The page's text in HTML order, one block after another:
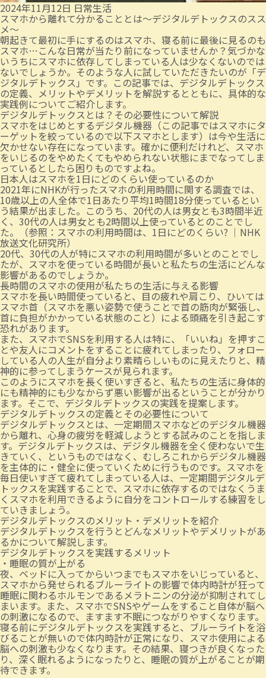
2024年11月12日 日常生活
スマホから離れて分かることとは～デジタルデトックスのスス
メ～
朝起きて最初に手にするのはスマホ、寝る前に最後に見るのも
スマホ…こんな日常が当たり前になっていませんか？気づかな
いうちにスマホに依存してしまっている人は少なくないのでは
ないでしょうか。そのような人に試していただきたいのが「デ
ジタルデトックス」です。この記事では、デジタルデトックス
の定義、メリットやデメリットを解説するとともに、具体的な
実践例についてご紹介します。
デジタルデトックスとは？その必要性について解説
スマホをはじめとするデジタル機器（この記事ではスマホにタ
ーゲットを絞っているので以下スマホとします）は今や生活に
欠かせない存在になっています。確かに便利だけれど、スマホ
をいじるのをやめたくてもやめられない状態にまでなってしま
っているとしたら困りものですよね。
日本人はスマホを1日にどのくらい使っているのか
2021年にNHKが行ったスマホの利用時間に関する調査では、
10歳以上の人全体で1日あたり平均1時間18分使っているとい
う結果が出ました。このうち、20代の人は男女とも3時間半近
く、30代の人は男女とも2時間以上使っているとのことでし
た。（参照： スマホの利用時間は、1日にどのくらい? ｜NHK
放送文化研究所）
20代、30代の人が特にスマホの利用時間が多いとのことでし
たが、スマホを使っている時間が長いと私たちの生活にどんな
影響があるのでしょうか。
長時間のスマホの使用が私たちの生活に与える影響
スマホを長い時間使っていると、目の疲れや肩こり、ひいては
スマホ首（スマホを悪い姿勢で使うことで首の筋肉が緊張し、
首に負担がかかっている状態のこと）による頭痛を引き起こす
恐れがあります。
また、スマホでSNSを利用する人は特に、「いいね」を押すこ
とや友人にコメントをすることに疲れてしまったり、フォロー
している人の人生が自分より素晴らしいものに見えたりと、精
神的に参ってしまうケースが見られます。
このようにスマホを長く使いすぎると、私たちの生活に身体的
にも精神的にも少なからず悪い影響が出るということが分かり
ます。そこで、デジタルデトックスの実践を提案します。
デジタルデトックスの定義とその必要性について
デジタルデトックスとは、一定期間スマホなどのデジタル機器
から離れ、心身の疲労を軽減しようとする試みのことを指しま
す。デジタルデトックスは、デジタル機器を全く使わないで生
きていく、というものではなく、むしろこれからデジタル機器
を主体的に・健全に使っていくために行うものです。スマホを
毎日使いすぎて疲れてしまっている人は、一定期間デジタルデ
トックスを実践することで、スマホに依存するのではなくうま
くスマホを利用できるように自分をコントロールする練習をし
ていきましょう。
デジタルデトックスのメリット・デメリットを紹介
デジタルデトックスを行うとどんなメリットやデメリットがあ
るかについて解説します。
デジタルデトックスを実践するメリット
・睡眠の質が上がる
夜、ベッドに入ってからいつまでもスマホをいじっていると、
スマホから発せられるブルーライトの影響で体内時計が狂って
睡眠に関わるホルモンであるメラトニンの分泌が抑制されてし
まいます。また、スマホでSNSやゲームをすること自体が脳へ
の刺激になるので、ますます不眠につながりやすくなります。
寝る前にデジタルデトックスを実践すると、ブルーライトを浴
びることが無いので体内時計が正常になり、スマホ使用による
脳への刺激も少なくなります。その結果、寝つきが良くなった
り、深く眠れるようになったりと、睡眠の質が上がることが期
待できます。